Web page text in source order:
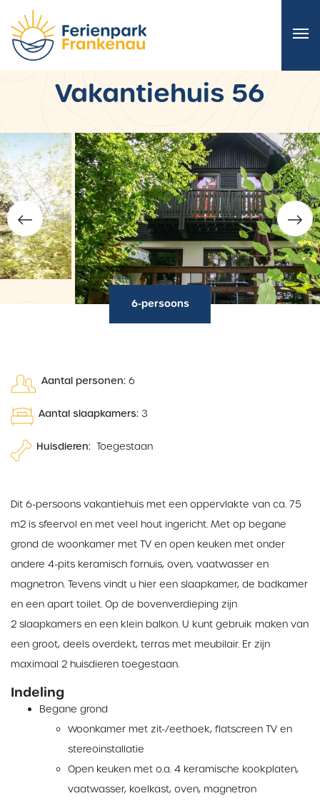
Vakantiehuis 56
6-persoons
Aantal personen: 6
Aantal slaapkamers: 3
Huisdieren: Toegestaan
Dit 6-persoons vakantiehuis met een oppervlakte van ca. 75
m2 is sfeervol en met veel hout ingericht. Met op begane
grond de woonkamer met TV en open keuken met onder
andere 4-pits keramisch fornuis, oven, vaatwasser en
magnetron. Tevens vindt u hier een slaapkamer, de badkamer
en een apart toilet. Op de bovenverdieping zijn
2 slaapkamers en een klein balkon. U kunt gebruik maken van
een groot, deels overdekt, terras met meubilair. Er zijn
maximaal 2 huisdieren toegestaan.
Indeling
Begane grond
Woonkamer met zit-/eethoek, flatscreen TV en
stereoinstallatie
Open keuken met o.a. 4 keramische kookplaten,
vaatwasser, koelkast, oven, magnetron